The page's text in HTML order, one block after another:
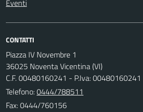
Eventi
CONTATTI
Piazza IV Novembre 1
36025 Noventa Vicentina (VI)
C.F. 00480160241 - P.Iva: 00480160241
Telefono:0444/788511
Fax: 0444/760156